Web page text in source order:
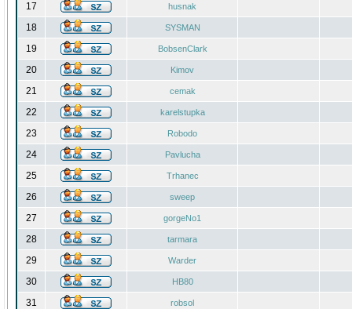
17 husnak
18 SYSMAN
19 BobsenClark
20 Kimov
21 cemak
22 karelstupka
23 Robodo
24 Pavlucha
25 Trhanec
26 sweep
27 gorgeNo1
28 tarmara
29 Warder
30 HB80
31 robsol